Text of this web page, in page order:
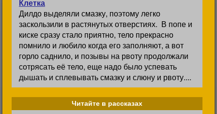
Клетка
Дилдо выделяли смазку, поэтому легко
заскользили в растянутых отверстиях. В попе и
киске сразу стало приятно, тело прекрасно
помнило и любило когда его заполняют, а вот
горло саднило, и позывы на рвоту продолжали
сотрясать её тело, еще надо было успевать
дышать и сплевывать смазку и слюну и рвоту....
Читайте в рассказах